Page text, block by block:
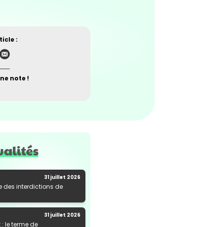
:
note !
31 juillet 2026
des interdictions de
31 juillet 2026
le terme de